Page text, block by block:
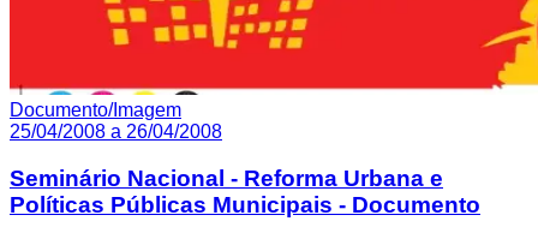
Documento/Imagem
25/04/2008 a 26/04/2008
Seminário Nacional - Reforma Urbana e
Políticas Públicas Municipais - Documento